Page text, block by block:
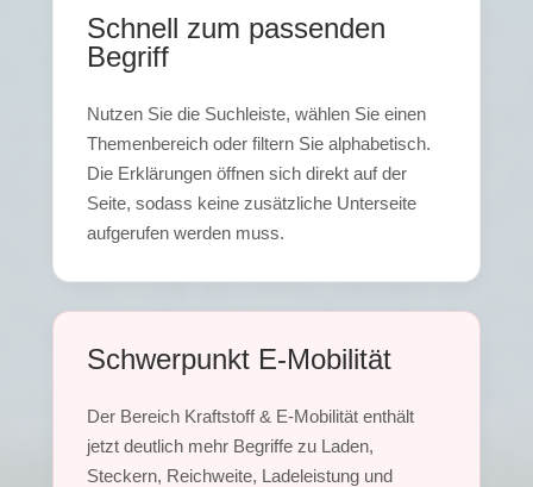
Schnell zum passenden
Begriff
Nutzen Sie die Suchleiste, wählen Sie einen
Themenbereich oder filtern Sie alphabetisch.
Die Erklärungen öffnen sich direkt auf der
Seite, sodass keine zusätzliche Unterseite
aufgerufen werden muss.
Schwerpunkt E-Mobilität
Der Bereich Kraftstoff & E-Mobilität enthält
jetzt deutlich mehr Begriffe zu Laden,
Steckern, Reichweite, Ladeleistung und